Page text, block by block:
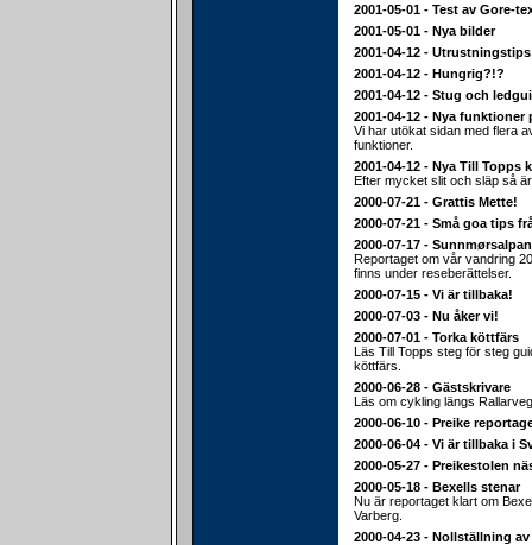
2001-05-01 - Test av Gore-
2001-05-01 - Nya bilder
2001-04-12 -
2001-04-12 - Hungrig?!?
2001-04-12 - Stug och
2001-04-12 - Nya funktioner
Vi har utökat sidan med flera
funktioner.
2001-04-12 - Nya Till Topps
Efter mycket slit och släp så
2000-07-21 - Grattis Mette!
2000-07-21 - Små goa tips
2000-07-17 -
Reportaget om vår vandring
finns under reseberättelser.
2000-07-15 - Vi är tillbaka!
2000-07-03 - Nu åker vi!
2000-07-01 - Torka köttfärs
Läs Till Topps steg för steg
köttfärs.
2000-06-28 - Gästskrivare
Läs om cykling längs
2000-06-10 - Preike
2000-06-04 - Vi är tillbaka i
2000-05-27 - Preikestolen
2000-05-18 - Bexells stenar
Nu är reportaget klart om
Varberg.
2000-04-23 - Nollställning